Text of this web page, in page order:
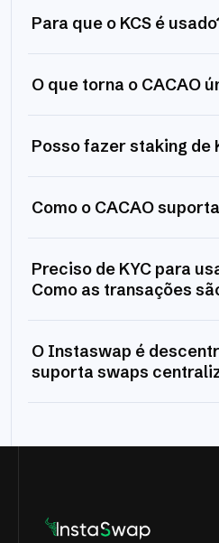
Para que o KCS é
O que torna o CACAO
Posso fazer staking de
Como o CACAO
Preciso de KYC para
Como as transações
O Instaswap é
suporta swaps